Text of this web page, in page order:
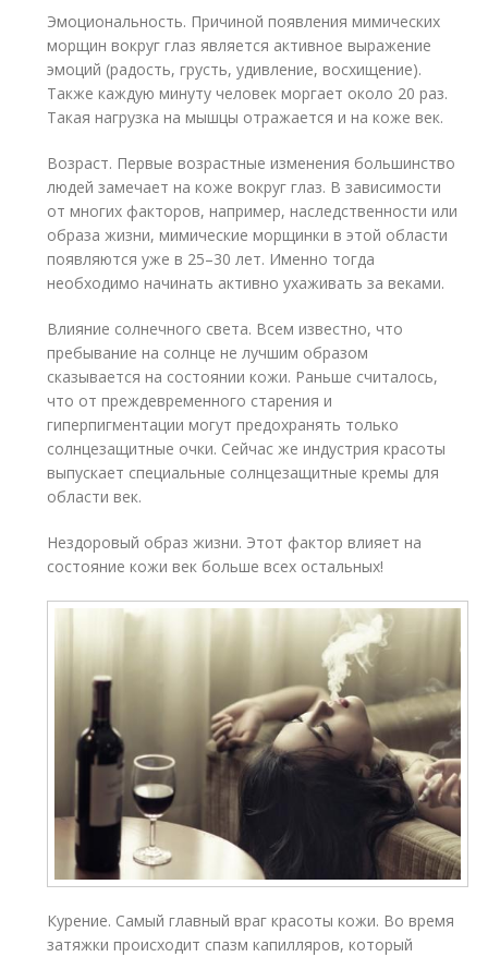
Эмоциональность. Причиной появления мимических
морщин вокруг глаз является активное выражение
эмоций (радость, грусть, удивление, восхищение).
Также каждую минуту человек моргает около 20 раз.
Такая нагрузка на мышцы отражается и на коже век.
Возраст. Первые возрастные изменения большинство
людей замечает на коже вокруг глаз. В зависимости
от многих факторов, например, наследственности или
образа жизни, мимические морщинки в этой области
появляются уже в 25–30 лет. Именно тогда
необходимо начинать активно ухаживать за веками.
Влияние солнечного света. Всем известно, что
пребывание на солнце не лучшим образом
сказывается на состоянии кожи. Раньше считалось,
что от преждевременного старения и
гиперпигментации могут предохранять только
солнцезащитные очки. Сейчас же индустрия красоты
выпускает специальные солнцезащитные кремы для
области век.
Нездоровый образ жизни. Этот фактор влияет на
состояние кожи век больше всех остальных!
Курение. Самый главный враг красоты кожи. Во время
затяжки происходит спазм капилляров, который